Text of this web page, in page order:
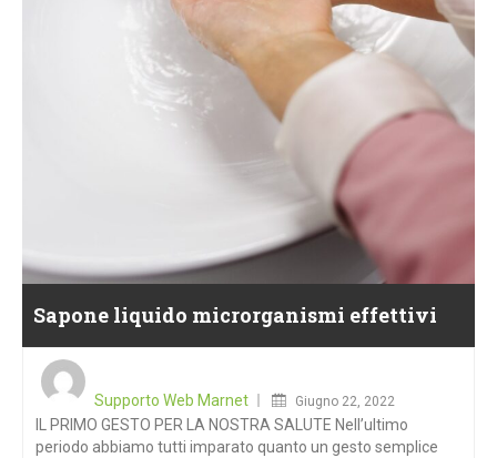
Sapone liquido microrganismi effettivi
Supporto Web Marnet
Giugno 22, 2022
IL PRIMO GESTO PER LA NOSTRA SALUTE Nell’ultimo
periodo abbiamo tutti imparato quanto un gesto semplice